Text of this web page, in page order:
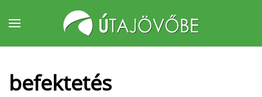
Fő tartalom átugrása
befektetés